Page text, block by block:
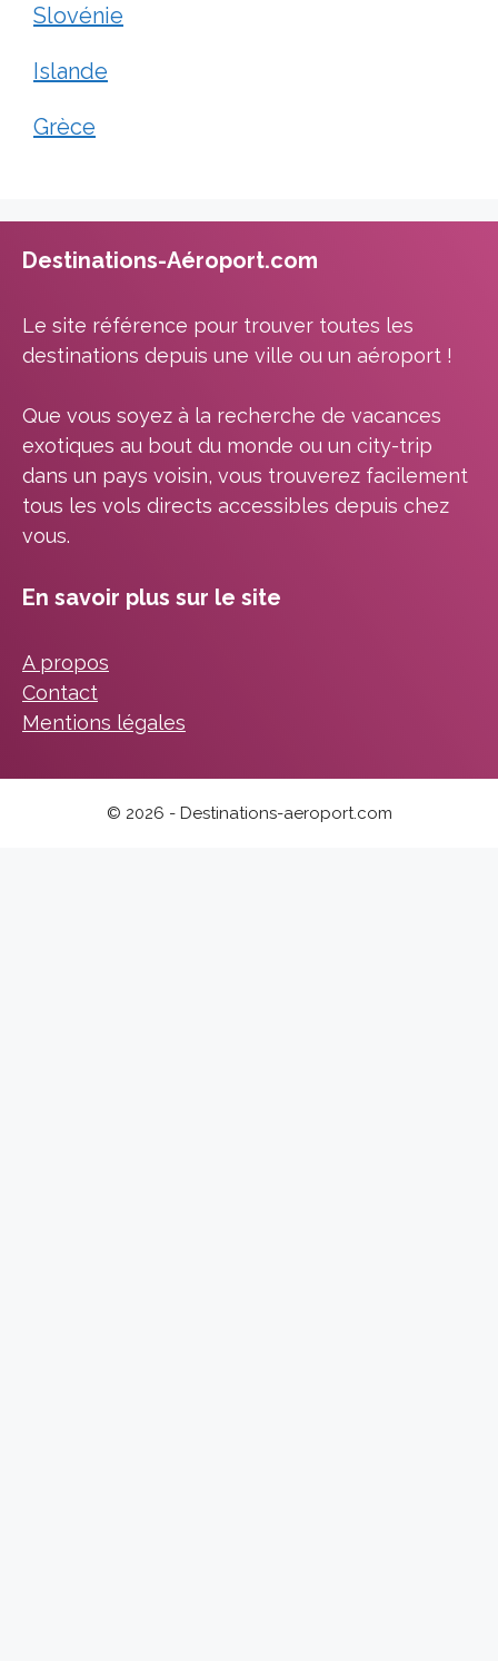
Slovénie
Islande
Grèce
Destinations-Aéroport.com
Le site référence pour trouver toutes les
destinations depuis une ville ou un aéroport !
Que vous soyez à la recherche de vacances
exotiques au bout du monde ou un city-trip
dans un pays voisin, vous trouverez facilement
tous les vols directs accessibles depuis chez
vous.
En savoir plus sur le site
A propos
Contact
Mentions légales
© 2026 - Destinations-aeroport.com